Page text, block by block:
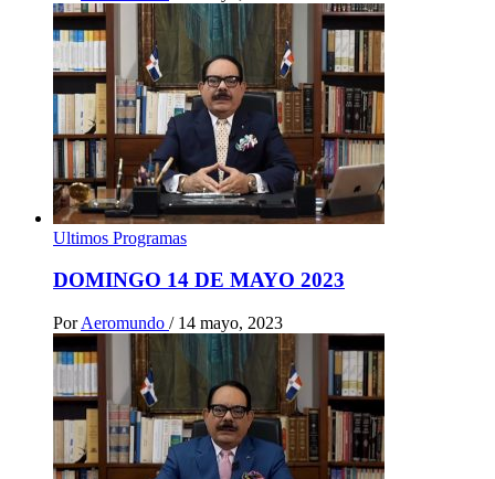
Ultimos Programas
DOMINGO 14 DE MAYO 2023
Por Aeromundo / 14 mayo, 2023